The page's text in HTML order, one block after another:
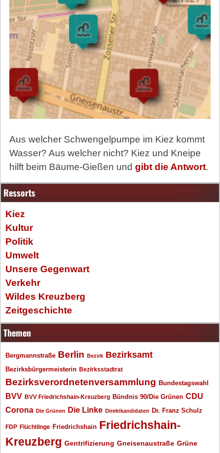
Aus welcher Schwengelpumpe im Kiez kommt
Wasser? Aus welcher nicht? Kiez und Kneipe
hilft beim Bäume-Gießen und gibt die Antwort.
Ressorts
Kiez
Kultur
Politik
Umwelt
Unsere Gegenwart
Verkehr
Wildes Kreuzberg
Zeitgeschichte
Themen
Bergmannstraße Berlin Bezirk Bezirksamt
Bezirksbürgermeisterin Bezirksstadtrat
Bezirksverordnetenversammlung Bundestagswahl
BVV BVV Friedrichshain-Kreuzberg Bündnis 90/Die Grünen CDU
Corona Die Grünen Die Linke Direktkandidaten Dr. Franz Schulz
FDP Flüchtlinge Friedrichshain Friedrichshain-
Kreuzberg Gentrifizierung Gneisenaustraße Grüne